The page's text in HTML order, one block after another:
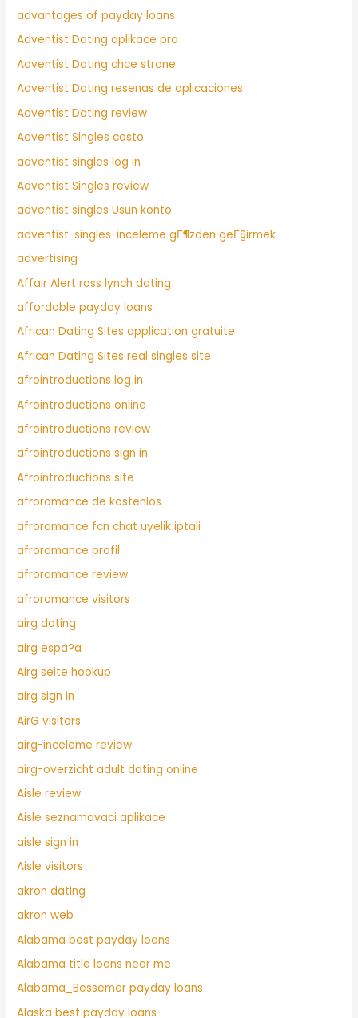
advantages of payday loans
Adventist Dating aplikace pro
Adventist Dating chce strone
Adventist Dating resenas de aplicaciones
Adventist Dating review
Adventist Singles costo
adventist singles log in
Adventist Singles review
adventist singles Usun konto
adventist-singles-inceleme gГ¶zden geГ§irmek
advertising
Affair Alert ross lynch dating
affordable payday loans
African Dating Sites application gratuite
African Dating Sites real singles site
afrointroductions log in
Afrointroductions online
afrointroductions review
afrointroductions sign in
Afrointroductions site
afroromance de kostenlos
afroromance fcn chat uyelik iptali
afroromance profil
afroromance review
afroromance visitors
airg dating
airg espa?a
Airg seite hookup
airg sign in
AirG visitors
airg-inceleme review
airg-overzicht adult dating online
Aisle review
Aisle seznamovaci aplikace
aisle sign in
Aisle visitors
akron dating
akron web
Alabama best payday loans
Alabama title loans near me
Alabama_Bessemer payday loans
Alaska best payday loans